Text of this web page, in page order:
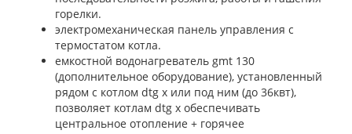
горелки.
электромеханическая панель управления с
термостатом котла.
емкостной водонагреватель gmt 130
(дополнительное оборудование), установленный
рядом с котлом dtg x или под ним (до 36квт),
позволяет котлам dtg x обеспечивать
центральное отопление + горячее